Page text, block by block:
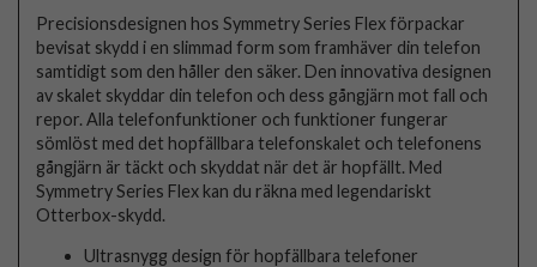
Precisionsdesignen hos Symmetry Series Flex förpackar
bevisat skydd i en slimmad form som framhäver din telefon
samtidigt som den håller den säker. Den innovativa designen
av skalet skyddar din telefon och dess gångjärn mot fall och
repor. Alla telefonfunktioner och funktioner fungerar
sömlöst med det hopfällbara telefonskalet och telefonens
gångjärn är täckt och skyddat när det är hopfällt. Med
Symmetry Series Flex kan du räkna med legendariskt
Otterbox-skydd.
Ultrasnygg design för hopfällbara telefoner